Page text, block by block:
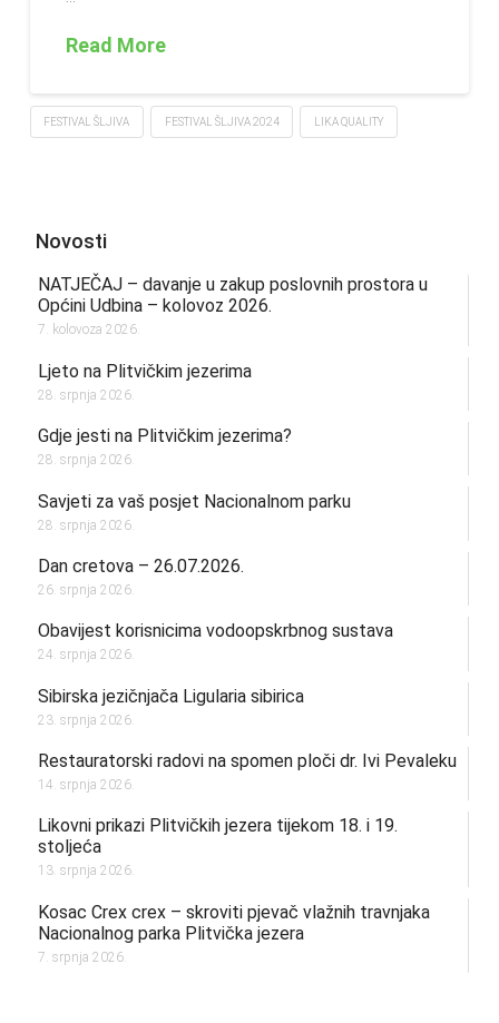
Read More
FESTIVAL ŠLJIVA FESTIVAL ŠLJIVA 2024 LIKA QUALITY
Novosti
NATJEČAJ – davanje u zakup poslovnih prostora u
Općini Udbina – kolovoz 2026.
7. kolovoza 2026.
Ljeto na Plitvičkim jezerima
28. srpnja 2026.
Gdje jesti na Plitvičkim jezerima?
28. srpnja 2026.
Savjeti za vaš posjet Nacionalnom parku
28. srpnja 2026.
Dan cretova – 26.07.2026.
26. srpnja 2026.
Obavijest korisnicima vodoopskrbnog sustava
24. srpnja 2026.
Sibirska jezičnjača Ligularia sibirica
23. srpnja 2026.
Restauratorski radovi na spomen ploči dr. Ivi Pevaleku
14. srpnja 2026.
Likovni prikazi Plitvičkih jezera tijekom 18. i 19.
stoljeća
13. srpnja 2026.
Kosac Crex crex – skroviti pjevač vlažnih travnjaka
Nacionalnog parka Plitvička jezera
7. srpnja 2026.